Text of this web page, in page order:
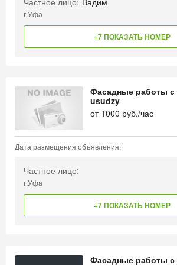
г.Уфа
+7 ПОКАЗАТЬ НОМЕР
Фасадные работы с
usudzy
от 1000 руб./час
Дата размещения объявления:
Частное лицо:
г.Уфа
+7 ПОКАЗАТЬ НОМЕР
Фасадные работы